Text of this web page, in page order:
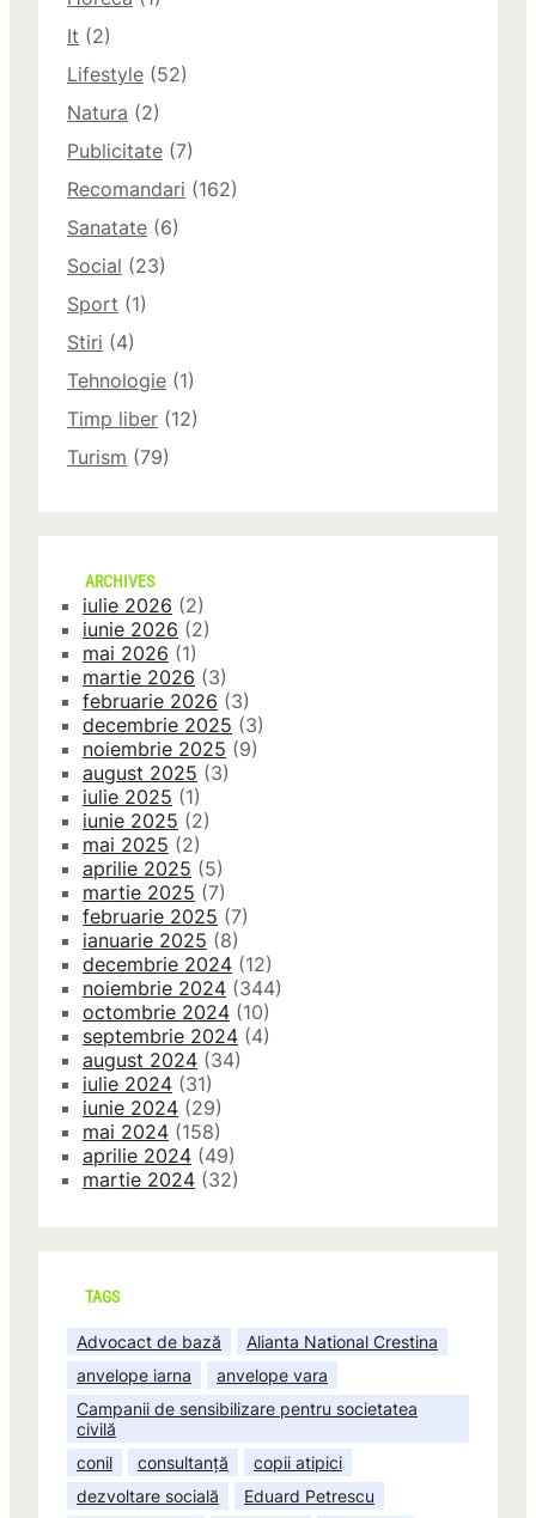
It (2)
Lifestyle (52)
Natura (2)
Publicitate (7)
Recomandari (162)
Sanatate (6)
Social (23)
Sport (1)
Stiri (4)
Tehnologie (1)
Timp liber (12)
Turism (79)
ARCHIVES
iulie 2026 (2)
iunie 2026 (2)
mai 2026 (1)
martie 2026 (3)
februarie 2026 (3)
decembrie 2025 (3)
noiembrie 2025 (9)
august 2025 (3)
iulie 2025 (1)
iunie 2025 (2)
mai 2025 (2)
aprilie 2025 (5)
martie 2025 (7)
februarie 2025 (7)
ianuarie 2025 (8)
decembrie 2024 (12)
noiembrie 2024 (344)
octombrie 2024 (10)
septembrie 2024 (4)
august 2024 (34)
iulie 2024 (31)
iunie 2024 (29)
mai 2024 (158)
aprilie 2024 (49)
martie 2024 (32)
TAGS
Advocact de bază
Alianta National Crestina
anvelope iarna
anvelope vara
Campanii de sensibilizare pentru societatea
civilă
conil
consultanță
copii atipici
dezvoltare socială
Eduard Petrescu